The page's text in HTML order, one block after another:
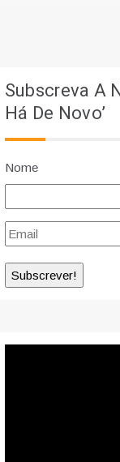
Subscreva A
Há De Novo’
Nome